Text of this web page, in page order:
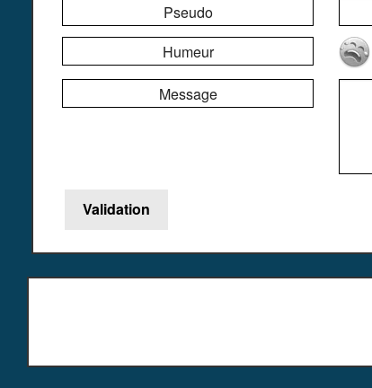
Pseudo
Humeur
Message